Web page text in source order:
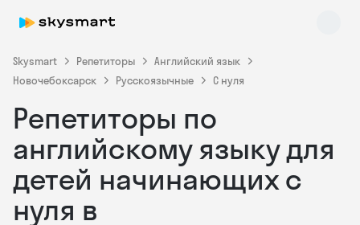
Skysmart Репетиторы
Английский язык
Новочебоксарск
Русскоязычные С нуля
Репетиторы по
английскому языку для
детей начинающих с
нуля в
Skysmart Chat